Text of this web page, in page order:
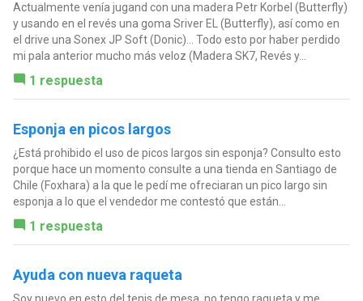
Actualmente venía jugand con una madera Petr Korbel (Butterfly)
y usando en el revés una goma Sriver EL (Butterfly), así como en
el drive una Sonex JP Soft (Donic)... Todo esto por haber perdido
mi pala anterior mucho más veloz (Madera SK7, Revés y...
1 respuesta
Esponja en picos largos
¿Está prohibido el uso de picos largos sin esponja? Consulto esto
porque hace un momento consulte a una tienda en Santiago de
Chile (Foxhara) a la que le pedí me ofreciaran un pico largo sin
esponja a lo que el vendedor me contestó que están...
1 respuesta
Ayuda con nueva raqueta